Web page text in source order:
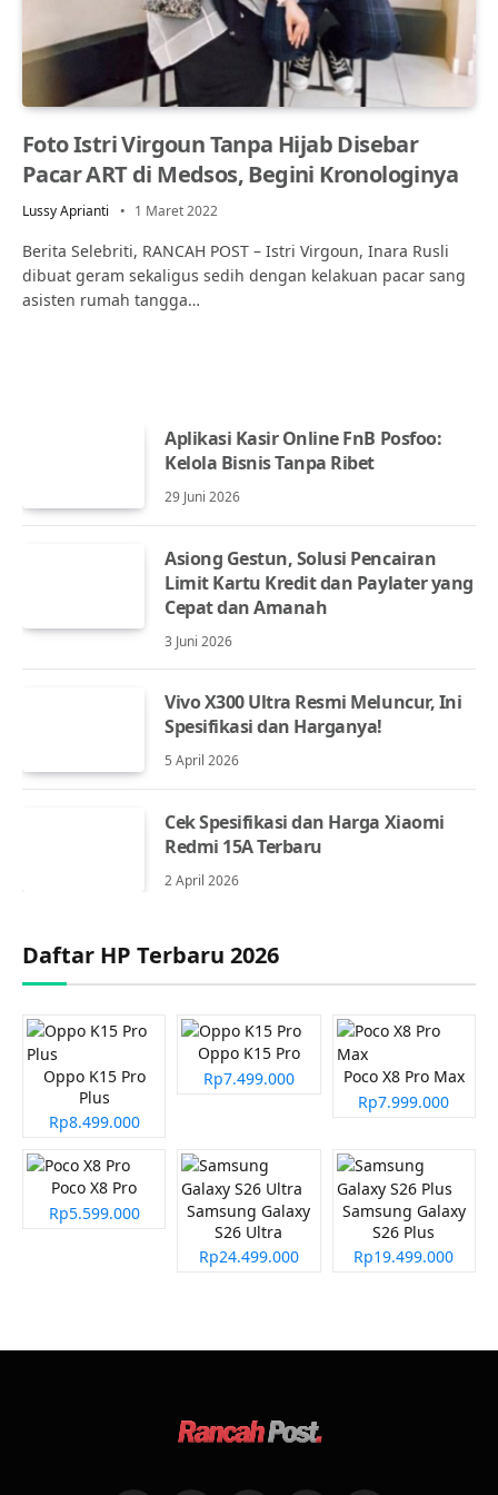
Foto Istri Virgoun Tanpa Hijab Disebar
Pacar ART di Medsos, Begini Kronologinya
Lussy Aprianti 1 Maret 2022
Berita Selebriti, RANCAH POST – Istri Virgoun, Inara Rusli
dibuat geram sekaligus sedih dengan kelakuan pacar sang
asisten rumah tangga…
Aplikasi Kasir Online FnB Posfoo:
Kelola Bisnis Tanpa Ribet
29 Juni 2026
Asiong Gestun, Solusi Pencairan
Limit Kartu Kredit dan Paylater yang
Cepat dan Amanah
3 Juni 2026
Vivo X300 Ultra Resmi Meluncur, Ini
Spesifikasi dan Harganya!
5 April 2026
Cek Spesifikasi dan Harga Xiaomi
Redmi 15A Terbaru
2 April 2026
Daftar HP Terbaru 2026
Oppo K15 Pro
Plus
Rp8.499.000
Oppo K15 Pro
Rp7.499.000
Poco X8 Pro Max
Rp7.999.000
Poco X8 Pro
Rp5.599.000
Samsung Galaxy
S26 Ultra
Rp24.499.000
Samsung Galaxy
S26 Plus
Rp19.499.000